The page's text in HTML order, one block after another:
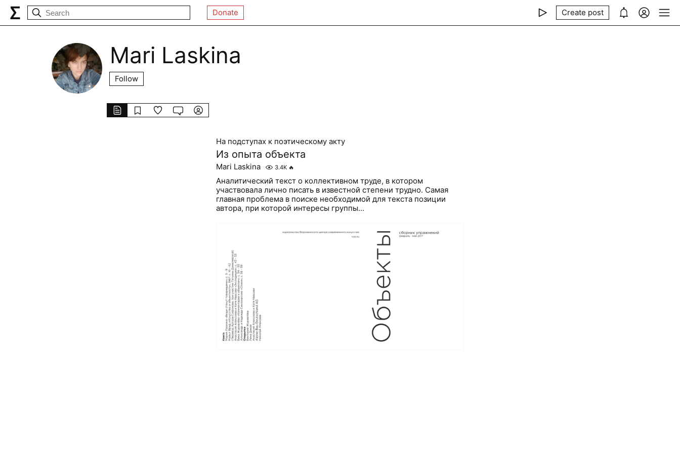
Donate Create post
Mari Laskina
Follow
На подступах к поэтическому акту
Из опыта объекта
Mari Laskina 3.4K 🔥
Аналитический текст о коллективном труде, в котором
участвовала лично писать в известной степени трудно. Самая
главная проблема в поиске необходимой для текста позиции
автора, при которой интересы группы...